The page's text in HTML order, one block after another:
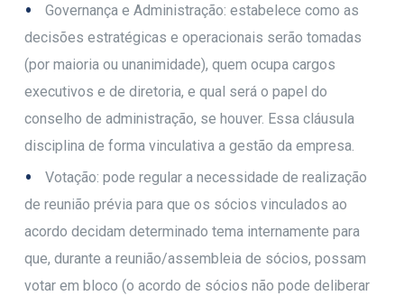
Governança e Administração: estabelece como as
decisões estratégicas e operacionais serão tomadas
(por maioria ou unanimidade), quem ocupa cargos
executivos e de diretoria, e qual será o papel do
conselho de administração, se houver. Essa cláusula
disciplina de forma vinculativa a gestão da empresa.
Votação: pode regular a necessidade de realização
de reunião prévia para que os sócios vinculados ao
acordo decidam determinado tema internamente para
que, durante a reunião/assembleia de sócios, possam
votar em bloco (o acordo de sócios não pode deliberar